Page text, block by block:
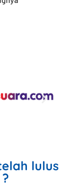
lulus